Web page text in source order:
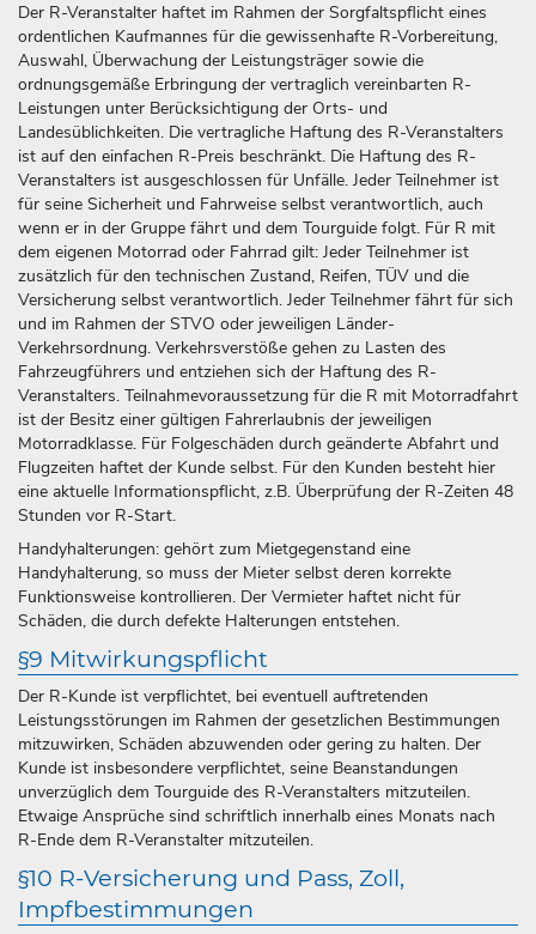
Der R-Veranstalter haftet im Rahmen der Sorgfaltspflicht eines
ordentlichen Kaufmannes für die gewissenhafte R-Vorbereitung,
Auswahl, Überwachung der Leistungsträger sowie die
ordnungsgemäße Erbringung der vertraglich vereinbarten R-
Leistungen unter Berücksichtigung der Orts- und
Landesüblichkeiten. Die vertragliche Haftung des R-Veranstalters
ist auf den einfachen R-Preis beschränkt. Die Haftung des R-
Veranstalters ist ausgeschlossen für Unfälle. Jeder Teilnehmer ist
für seine Sicherheit und Fahrweise selbst verantwortlich, auch
wenn er in der Gruppe fährt und dem Tourguide folgt. Für R mit
dem eigenen Motorrad oder Fahrrad gilt: Jeder Teilnehmer ist
zusätzlich für den technischen Zustand, Reifen, TÜV und die
Versicherung selbst verantwortlich. Jeder Teilnehmer fährt für sich
und im Rahmen der STVO oder jeweiligen Länder-
Verkehrsordnung. Verkehrsverstöße gehen zu Lasten des
Fahrzeugführers und entziehen sich der Haftung des R-
Veranstalters. Teilnahmevoraussetzung für die R mit Motorradfahrt
ist der Besitz einer gültigen Fahrerlaubnis der jeweiligen
Motorradklasse. Für Folgeschäden durch geänderte Abfahrt und
Flugzeiten haftet der Kunde selbst. Für den Kunden besteht hier
eine aktuelle Informationspflicht, z.B. Überprüfung der R-Zeiten 48
Stunden vor R-Start.
Handyhalterungen: gehört zum Mietgegenstand eine
Handyhalterung, so muss der Mieter selbst deren korrekte
Funktionsweise kontrollieren. Der Vermieter haftet nicht für
Schäden, die durch defekte Halterungen entstehen.
§9 Mitwirkungspflicht
Der R-Kunde ist verpflichtet, bei eventuell auftretenden
Leistungsstörungen im Rahmen der gesetzlichen Bestimmungen
mitzuwirken, Schäden abzuwenden oder gering zu halten. Der
Kunde ist insbesondere verpflichtet, seine Beanstandungen
unverzüglich dem Tourguide des R-Veranstalters mitzuteilen.
Etwaige Ansprüche sind schriftlich innerhalb eines Monats nach
R-Ende dem R-Veranstalter mitzuteilen.
§10 R-Versicherung und Pass, Zoll,
Impfbestimmungen